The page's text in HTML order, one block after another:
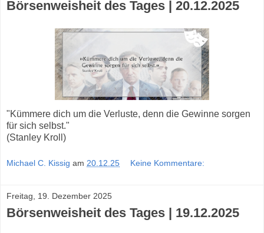
Börsenweisheit des Tages | 20.12.2025
"Kümmere dich um die Verluste, denn die Gewinne sorgen
für sich selbst."
(Stanley Kroll)
Michael C. Kissig am 20.12.25 Keine Kommentare:
Freitag, 19. Dezember 2025
Börsenweisheit des Tages | 19.12.2025